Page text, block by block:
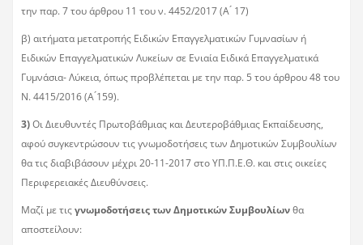
την παρ. 7 του άρθρου 11 του ν. 4452/2017 (Α ́ 17)
β) αιτήματα μετατροπής Ειδικών Επαγγελματικών Γυμνασίων ή
Ειδικών Επαγγελματικών Λυκείων σε Ενιαία Ειδικά Επαγγελματικά
Γυμνάσια- Λύκεια, όπως προβλέπεται με την παρ. 5 του άρθρου 48 του
Ν. 4415/2016 (Α ́159).
3)Oι Διευθυντές Πρωτοβάθμιας και Δευτεροβάθμιας Εκπαίδευσης,
αφού συγκεντρώσουν τις γνωμοδοτήσεις των Δημοτικών Συμβουλίων
θα τις διαβιβάσουν μέχρι 20-11-2017 στο ΥΠ.Π.Ε.Θ. και στις οικείες
Περιφερειακές Διευθύνσεις.
Μαζί με τιςγνωμοδοτήσεις των Δημοτικών Συμβουλίωνθα
αποστείλουν: